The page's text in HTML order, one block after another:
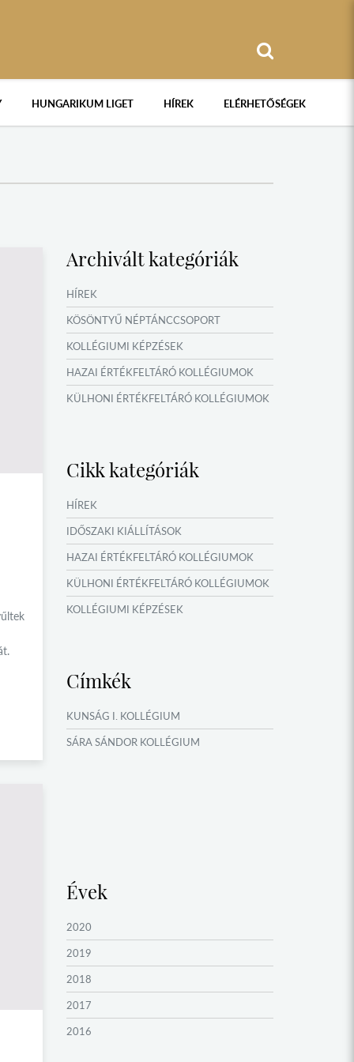
HUNGARIKUM LIGET HÍREK ELÉRHETŐSÉGEK
Archivált kategóriák
HÍREK
KÖSÖNTYŰ NÉPTÁNCCSOPORT
KOLLÉGIUMI KÉPZÉSEK
HAZAI ÉRTÉKFELTÁRÓ KOLLÉGIUMOK
KÜLHONI ÉRTÉKFELTÁRÓ KOLLÉGIUMOK
VERSENYEK, VETÉLKEDŐK
NYÁRI TÁBOROK
OKTATÁS, KULTÚRA
NÉPFŐISKOLA HÁLÓZAT ESEMÉNYEI
Cikk kategóriák
HÍREK
IDŐSZAKI KIÁLLÍTÁSOK
HAZAI ÉRTÉKFELTÁRÓ KOLLÉGIUMOK
KÜLHONI ÉRTÉKFELTÁRÓ KOLLÉGIUMOK
KOLLÉGIUMI KÉPZÉSEK
TÁBOROK
OKTATÁS, KULTÚRA
Címkék
KUNSÁG I. KOLLÉGIUM
SÁRA SÁNDOR KOLLÉGIUM
Évek
2020
2019
2018
2017
2016